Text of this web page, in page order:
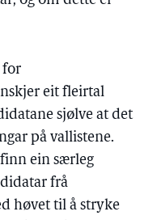
for
eit fleirtal
sjølve at det
på vallistene.
ein særleg
frå
høvet til å stryke